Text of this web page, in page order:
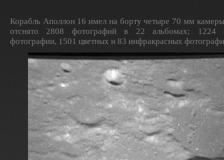
Корабль Аполлон 16 имел на борту четыре 70 мм
отснято 2808 фотографий в 22 альбомах; 1224
фотографии, 1501 цветных и 83 инфракрасных